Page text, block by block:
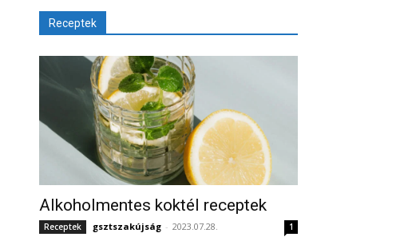
Receptek
Alkoholmentes koktél receptek
Receptek gsztszakújság - 2023.07.28. 1